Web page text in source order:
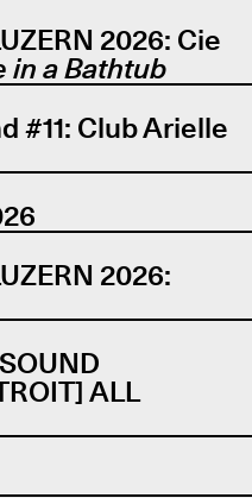
2026: Cie
in a Bathtub
#11: Club Arielle
2026:
ALL